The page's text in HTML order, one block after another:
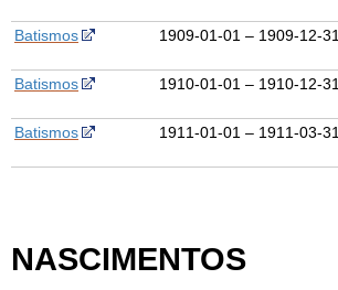
Batismos 1909-01-01 – 1909-12-31
Batismos 1910-01-01 – 1910-12-31
Batismos 1911-01-01 – 1911-03-31
NASCIMENTOS